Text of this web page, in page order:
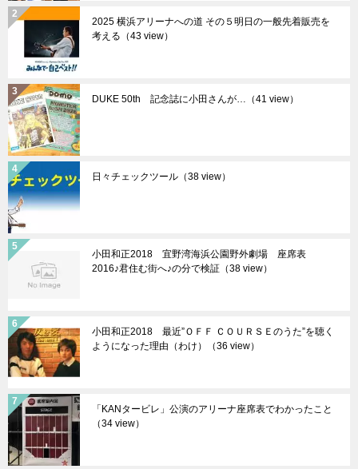
2025 横浜アリーナへの道 その５明日の一般先着販売を
考える（43 view）
DUKE 50th 記念誌に小田さんが…（41 view）
日々チェックツール（38 view）
小田和正2018 宜野湾海浜公園野外劇場 座席表
2016♪君住む街へ♪の分で検証（38 view）
小田和正2018 最近”ＯＦＦ ＣＯＵＲＳＥのうた”を聴く
ようになった理由（わけ）（36 view）
「KANタービレ」公演のアリーナ座席表でわかったこと
（34 view）